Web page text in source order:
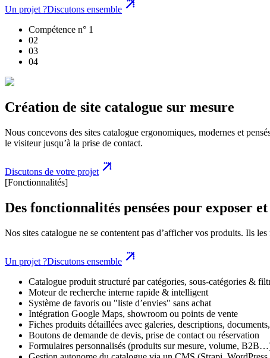
Un projet ?Discutons ensemble
Compétence n° 1
02
03
04
Création de site catalogue sur mesure
Nous concevons des sites catalogue ergonomiques, modernes et
le visiteur jusqu’à la prise de contact.
Discutons de votre projet
[Fonctionnalités]
Des fonctionnalités pensées pour exposer
Nos sites catalogue ne se contentent pas d’afficher vos produits. Ils
Un projet ?Discutons ensemble
Catalogue produit structuré par catégories, sous-catégories &
Moteur de recherche interne rapide & intelligent
Système de favoris ou "liste d’envies" sans achat
Intégration Google Maps, showroom ou points de vente
Fiches produits détaillées avec galeries, descriptions,
Boutons de demande de devis, prise de contact ou réservation
Formulaires personnalisés (produits sur mesure, volume,